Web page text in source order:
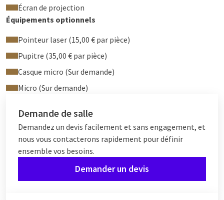
Kit de bureau avec équipement de conférence
Système de sonorisation
Eau dans la pièce
Installations supplémentaires (prix sur demande)
Portable + casque
Microphone sans fil
La salle New York peut être louée à la journée ou pour une
nos salles, aucune location de salle ne vous sera facturée à
partir de 30 personnes.
Écran de projection
Équipements optionnels
Pointeur laser (15,00 € par pièce)
Pupitre (35,00 € par pièce)
Casque micro (Sur demande)
Micro (Sur demande)
Demande de salle
Demandez un devis facilement et sans engagement, et
nous vous contacterons rapidement pour définir
ensemble vos besoins.
Demander un devis